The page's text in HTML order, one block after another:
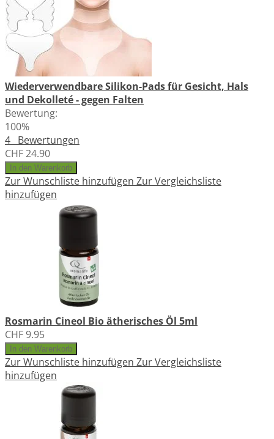
Wiederverwendbare Silikon-Pads für Gesicht, Hals
und Dekolleté - gegen Falten
Bewertung:
100%
4 Bewertungen
CHF 24.90
In den Warenkorb
Zur Wunschliste hinzufügen Zur Vergleichsliste
hinzufügen
Rosmarin Cineol Bio ätherisches Öl 5ml
CHF 9.95
In den Warenkorb
Zur Wunschliste hinzufügen Zur Vergleichsliste
hinzufügen